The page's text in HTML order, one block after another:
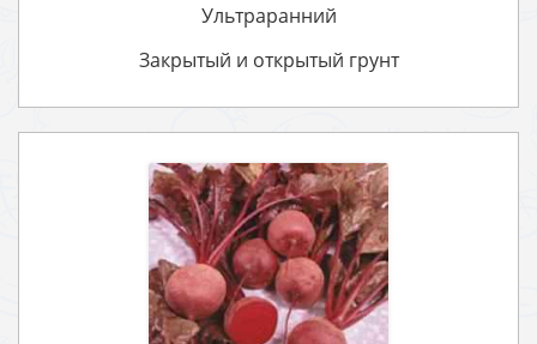
Ультраранний
Закрытый и открытый грунт